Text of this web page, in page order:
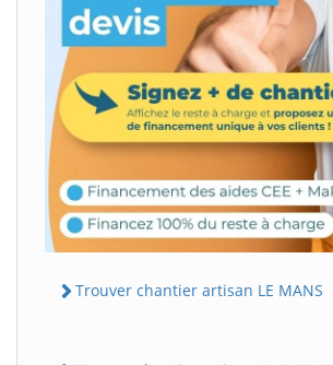
Trouver chantier artisan LE MANS